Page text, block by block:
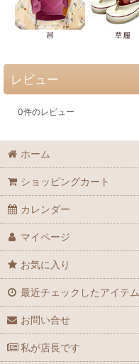
レビュー
0件のレビュー
ホーム
ショッピングカート
カレンダー
マイページ
お気に入り
最近チェックしたアイテム
お問い合せ
私が店長です